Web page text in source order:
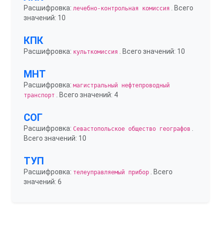
Расшифровка: лечебно-контрольная комиссия
. Всего
значений: 10
КПК
Расшифровка: культкомиссия . Всего значений: 10
МНТ
Расшифровка: магистральный нефтепроводный
транспорт
. Всего значений: 4
СОГ
Расшифровка: Севастопольское общество географов
Всего значений: 10
ТУП
Расшифровка: телеуправляемый прибор . Всего
значений: 6